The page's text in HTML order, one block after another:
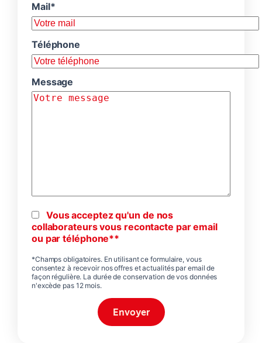
Mail*
Téléphone
Message
Vous acceptez qu'un de nos
collaborateurs vous recontacte par email
ou par téléphone**
*Champs obligatoires. En utilisant ce formulaire, vous
consentez à recevoir nos offres et actualités par email de
façon régulière. La durée de conservation de vos données
n'excède pas 12 mois.